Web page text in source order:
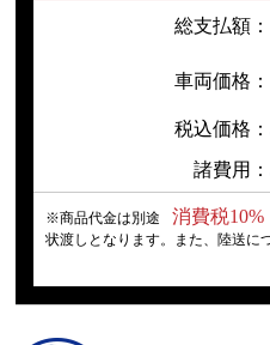
総支払額：
車両価格：
税込価格：
諸費用：
※商品代金は別途 消費税10%
状渡しとなります。また、陸送に